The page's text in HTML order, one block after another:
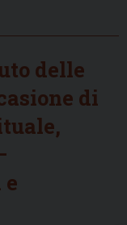
delle
di